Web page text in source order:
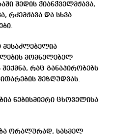
შედის ჭიანჭველმჟავა,
რძემჟავა და სხვა
შესაძლებელია
მომნელებელ
შექმნა, რაც განაპირობებს
შეზღუდვას.
ნებისმიერი ცხოველისა
ორალურად, სასმელ